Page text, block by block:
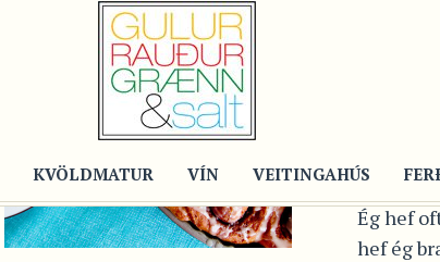
KVÖLDMATUR VÍN VEITINGAHÚS
Ég hef
hef ég